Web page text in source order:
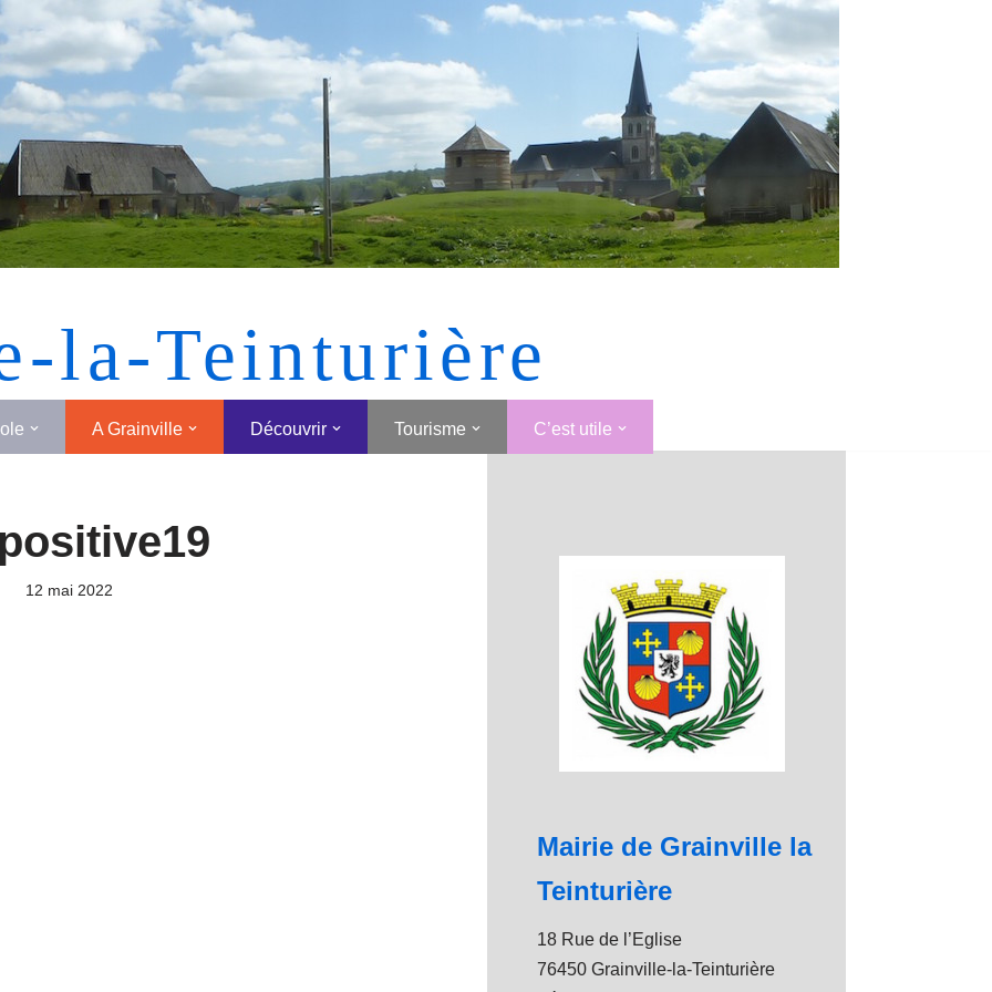
[MONTRER SOUS FORME DE VIGNETTES]
la-Teinturière
A Grainville Découvrir Tourisme C’est utile
12 mai 2022
Mairie de Grainville la
Teinturière
18 Rue de l’Eglise
76450 Grainville-la-Teinturière